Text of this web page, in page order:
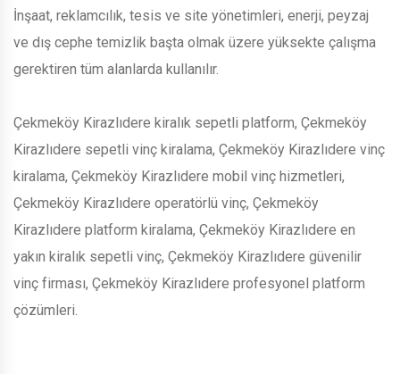
İnşaat, reklamcılık, tesis ve site yönetimleri, enerji, peyzaj
ve dış cephe temizlik başta olmak üzere yüksekte çalışma
gerektiren tüm alanlarda kullanılır.
Çekmeköy Kirazlıdere kiralık sepetli platform, Çekmeköy
Kirazlıdere sepetli vinç kiralama, Çekmeköy Kirazlıdere vinç
kiralama, Çekmeköy Kirazlıdere mobil vinç hizmetleri,
Çekmeköy Kirazlıdere operatörlü vinç, Çekmeköy
Kirazlıdere platform kiralama, Çekmeköy Kirazlıdere en
yakın kiralık sepetli vinç, Çekmeköy Kirazlıdere güvenilir
vinç firması, Çekmeköy Kirazlıdere profesyonel platform
çözümleri.